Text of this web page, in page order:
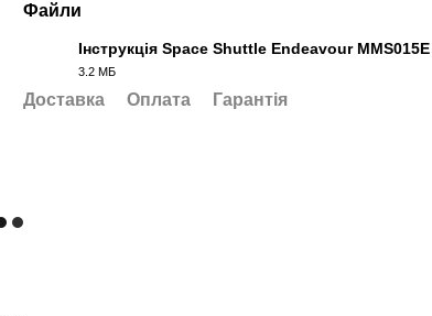
Файли
Інструкція Space Shuttle Endeavour MMS015E
3.2 МБ
Доставка Оплата Гарантія